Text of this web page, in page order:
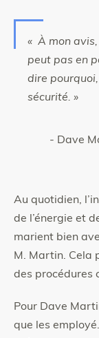
« À mon
peut pas en
dire
sécurité. »
- Dave
Au quotidien,
de l’énergie et
marient bien
M. Martin. Cela
des procédures
Pour Dave
que les